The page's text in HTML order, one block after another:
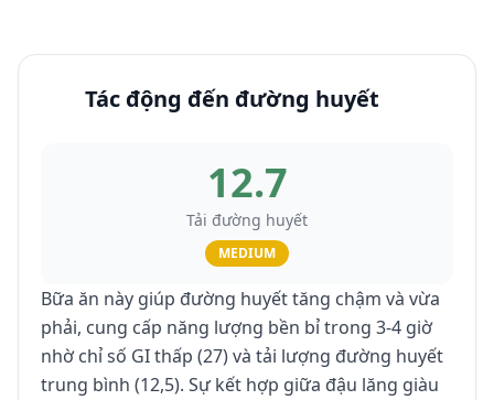
Tác động đến đường huyết
12.7
Tải đường huyết
MEDIUM
Bữa ăn này giúp đường huyết tăng chậm và vừa
phải, cung cấp năng lượng bền bỉ trong 3-4 giờ
nhờ chỉ số GI thấp (27) và tải lượng đường huyết
trung bình (12,5). Sự kết hợp giữa đậu lăng giàu